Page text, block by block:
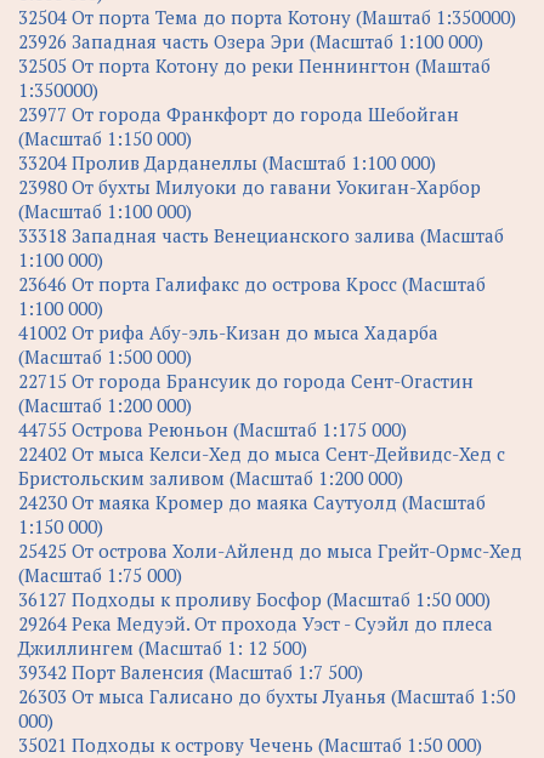
32504 От порта Тема до порта Котону (Маштаб 1:350000)
23926 Западная часть Озера Эри (Масштаб 1:100 000)
32505 От порта Котону до реки Пеннингтон (Маштаб
1:350000)
23977 От города Франкфорт до города Шебойган
(Масштаб 1:150 000)
33204 Пролив Дарданеллы (Масштаб 1:100 000)
23980 От бухты Милуоки до гавани Уокиган-Харбор
(Масштаб 1:100 000)
33318 Западная часть Венецианского залива (Масштаб
1:100 000)
23646 От порта Галифакс до острова Кросс (Масштаб
1:100 000)
41002 От рифа Абу-эль-Кизан до мыса Хадарба
(Масштаб 1:500 000)
22715 От города Брансуик до города Сент-Огастин
(Масштаб 1:200 000)
44755 Острова Реюньон (Масштаб 1:175 000)
22402 От мыса Келси-Хед до мыса Сент-Дейвидс-Хед с
Бристольским заливом (Масштаб 1:200 000)
24230 От маяка Кромер до маяка Саутуолд (Масштаб
1:150 000)
25425 От острова Холи-Айленд до мыса Грейт-Ормс-Хед
(Масштаб 1:75 000)
36127 Подходы к проливу Босфор (Масштаб 1:50 000)
29264 Река Медуэй. От прохода Уэст - Суэйл до плеса
Джиллингем (Масштаб 1: 12 500)
39342 Порт Валенсия (Масштаб 1:7 500)
26303 От мыса Галисано до бухты Луанья (Масштаб 1:50
000)
35021 Подходы к острову Чечень (Масштаб 1:50 000)